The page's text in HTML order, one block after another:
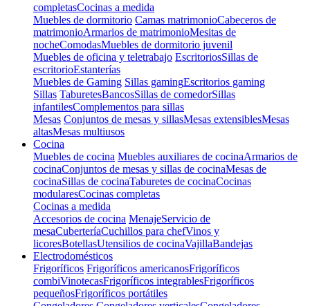
completasCocinas a medida
Muebles de dormitorio Camas matrimonioCabeceros de
matrimonioArmarios de matrimonioMesitas de
nocheComodasMuebles de dormitorio juvenil
Muebles de oficina y teletrabajo EscritoriosSillas de
escritorioEstanterías
Muebles de Gaming Sillas gamingEscritorios gaming
Sillas TaburetesBancosSillas de comedorSillas
infantilesComplementos para sillas
Mesas Conjuntos de mesas y sillasMesas extensiblesMesas
altasMesas multiusos
Cocina
Muebles de cocina Muebles auxiliares de cocinaArmarios de
cocinaConjuntos de mesas y sillas de cocinaMesas de
cocinaSillas de cocinaTaburetes de cocinaCocinas
modularesCocinas completas
Cocinas a medida
Accesorios de cocina MenajeServicio de
mesaCuberteríaCuchillos para chefVinos y
licoresBotellasUtensilios de cocinaVajillaBandejas
Electrodomésticos
Frigoríficos Frigoríficos americanosFrigoríficos
combiVinotecasFrigoríficos integrablesFrigoríficos
pequeñosFrigoríficos portátiles